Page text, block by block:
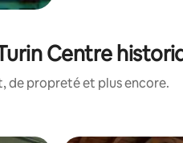
Centre
de propreté et plus encore.